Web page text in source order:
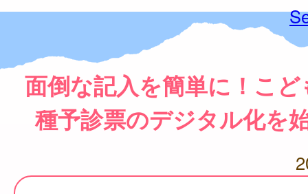
面倒な記入を簡単に！こ
種予診票のデジタル化を